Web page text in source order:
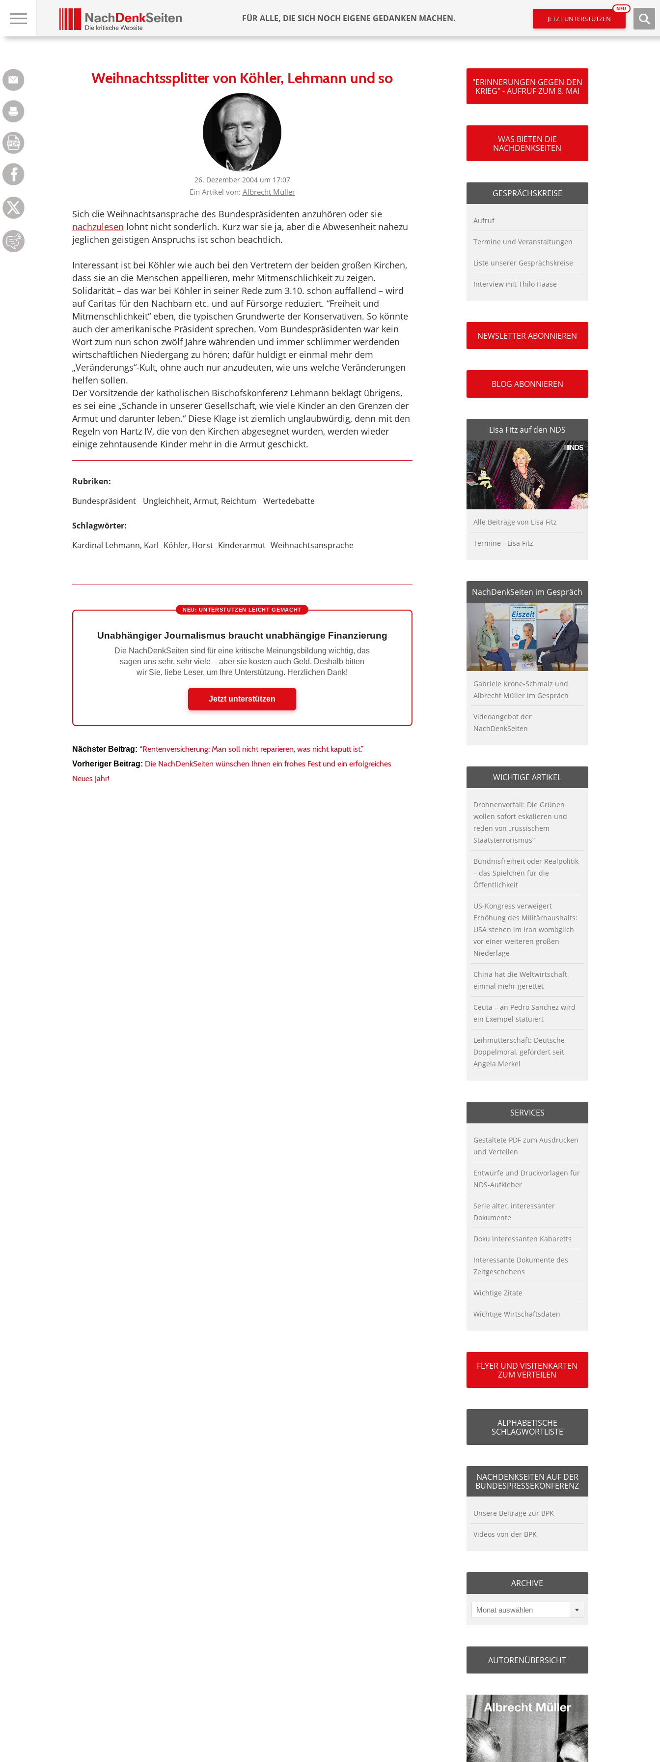
FÜR ALLE, DIE SICH NOCH EIGENE GEDANKEN MACHEN. JETZT UNTERSTÜTZEN
NEU
Weihnachtssplitter von Köhler, Lehmann und so
26. Dezember 2004 um 17:07
Ein Artikel von: Albrecht Müller
Sich die Weihnachtsansprache des Bundespräsidenten anzuhören oder sie
nachzulesen lohnt nicht sonderlich. Kurz war sie ja, aber die Abwesenheit nahezu
jeglichen geistigen Anspruchs ist schon beachtlich.
Interessant ist bei Köhler wie auch bei den Vertretern der beiden großen Kirchen,
dass sie an die Menschen appellieren, mehr Mitmenschlichkeit zu zeigen.
Solidarität – das war bei Köhler in seiner Rede zum 3.10. schon auffallend – wird
auf Caritas für den Nachbarn etc. und auf Fürsorge reduziert. “Freiheit und
Mitmenschlichkeit“ eben, die typischen Grundwerte der Konservativen. So könnte
auch der amerikanische Präsident sprechen. Vom Bundespräsidenten war kein
Wort zum nun schon zwölf Jahre währenden und immer schlimmer werdenden
wirtschaftlichen Niedergang zu hören; dafür huldigt er einmal mehr dem
„Veränderungs“-Kult, ohne auch nur anzudeuten, wie uns welche Veränderungen
helfen sollen.
Der Vorsitzende der katholischen Bischofskonferenz Lehmann beklagt übrigens,
es sei eine „Schande in unserer Gesellschaft, wie viele Kinder an den Grenzen der
Armut und darunter leben.“ Diese Klage ist ziemlich unglaubwürdig, denn mit den
Regeln von Hartz IV, die von den Kirchen abgesegnet wurden, werden wieder
einige zehntausende Kinder mehr in die Armut geschickt.
Rubriken:
Bundespräsident
Ungleichheit, Armut, Reichtum Wertedebatte
Schlagwörter:
Kardinal Lehmann, Karl Köhler, Horst Kinderarmut Weihnachtsansprache
NEU: UNTERSTÜTZEN LEICHT GEMACHT
Unabhängiger Journalismus braucht unabhängige Finanzierung
Die NachDenkSeiten sind für eine kritische Meinungsbildung wichtig, das
sagen uns sehr, sehr viele – aber sie kosten auch Geld. Deshalb bitten
wir Sie, liebe Leser, um Ihre Unterstützung. Herzlichen Dank!
Jetzt unterstützen
Nächster Beitrag: “Rentenversicherung: Man soll nicht reparieren, was nicht kaputt ist.”
Vorheriger Beitrag: Die NachDenkSeiten wünschen Ihnen ein frohes Fest und ein erfolgreiches
Neues Jahr!
"ERINNERUNGEN GEGEN DEN
KRIEG" - AUFRUF ZUM 8. MAI
WAS BIETEN DIE
NACHDENKSEITEN
GESPRÄCHSKREISE
Aufruf
Termine und Veranstaltungen
Liste unserer Gesprächskreise
Interview mit Thilo Haase
NEWSLETTER ABONNIEREN
BLOG ABONNIEREN
Lisa Fitz auf den NDS
Alle Beiträge von Lisa Fitz
Termine - Lisa Fitz
NachDenkSeiten im Gespräch
Gabriele Krone-Schmalz und
Albrecht Müller im Gespräch
Videoangebot der
NachDenkSeiten
WICHTIGE ARTIKEL
Drohnenvorfall: Die Grünen
wollen sofort eskalieren und
reden von „russischem
Staatsterrorismus“
Bündnisfreiheit oder Realpolitik
– das Spielchen für die
Öffentlichkeit
US-Kongress verweigert
Erhöhung des Militärhaushalts:
USA stehen im Iran womöglich
vor einer weiteren großen
Niederlage
China hat die Weltwirtschaft
einmal mehr gerettet
Ceuta – an Pedro Sanchez wird
ein Exempel statuiert
Leihmutterschaft: Deutsche
Doppelmoral, gefördert seit
Angela Merkel
SERVICES
Gestaltete PDF zum Ausdrucken
und Verteilen
Entwürfe und Druckvorlagen für
NDS-Aufkleber
Serie alter, interessanter
Dokumente
Doku interessanten Kabaretts
Interessante Dokumente des
Zeitgeschehens
Wichtige Zitate
Wichtige Wirtschaftsdaten
FLYER UND VISITENKARTEN
ZUM VERTEILEN
ALPHABETISCHE
SCHLAGWORTLISTE
NACHDENKSEITEN AUF DER
BUNDESPRESSEKONFERENZ
Unsere Beiträge zur BPK
Videos von der BPK
ARCHIVE
Monat auswählen
AUTORENÜBERSICHT